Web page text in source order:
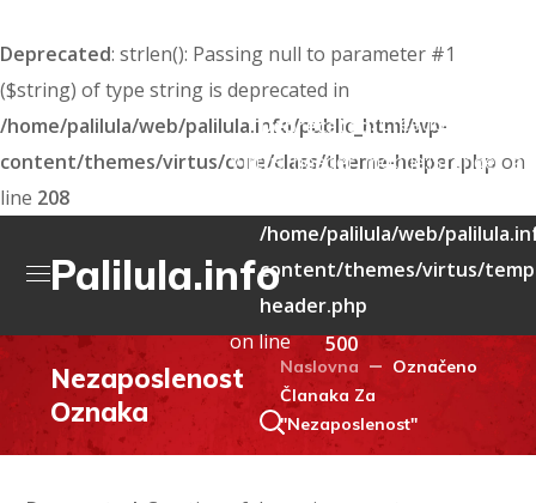
Deprecated: strlen(): Passing null to parameter #1
($string) of type string is deprecated in
/home/palilula/web/palilula.info/public_html/wp-
content/themes/virtus/core/class/theme-helper.php on
line 208
Palilula.info
Deprecated: Creation of
/home/palilula/web/
content/themes/virtus/
header.php
on line
500
Nezaposlenost
Oznaka
Naslovna
Označeno
Članaka Za
"Nezaposlenost"